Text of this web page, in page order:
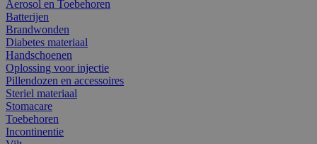
Aerosol en Toebehoren
Batterijen
Brandwonden
Diabetes materiaal
Handschoenen
Oplossing voor injectie
Pillendozen en accessoires
Steriel materiaal
Stomacare
Toebehoren
Incontinentie